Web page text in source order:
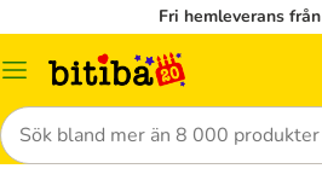
Fri hemleverans
Meny
Sök